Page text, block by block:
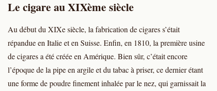
Le cigare au XIXème siècle
Au début du XIXe siècle, la fabrication de cigares s’était
répandue en Italie et en Suisse. Enfin, en 1810, la première usine
de cigares a été créée en Amérique. Bien sûr, c’était encore
l’époque de la pipe en argile et du tabac à priser, ce dernier étant
une forme de poudre finement inhalée par le nez, qui garnissait la